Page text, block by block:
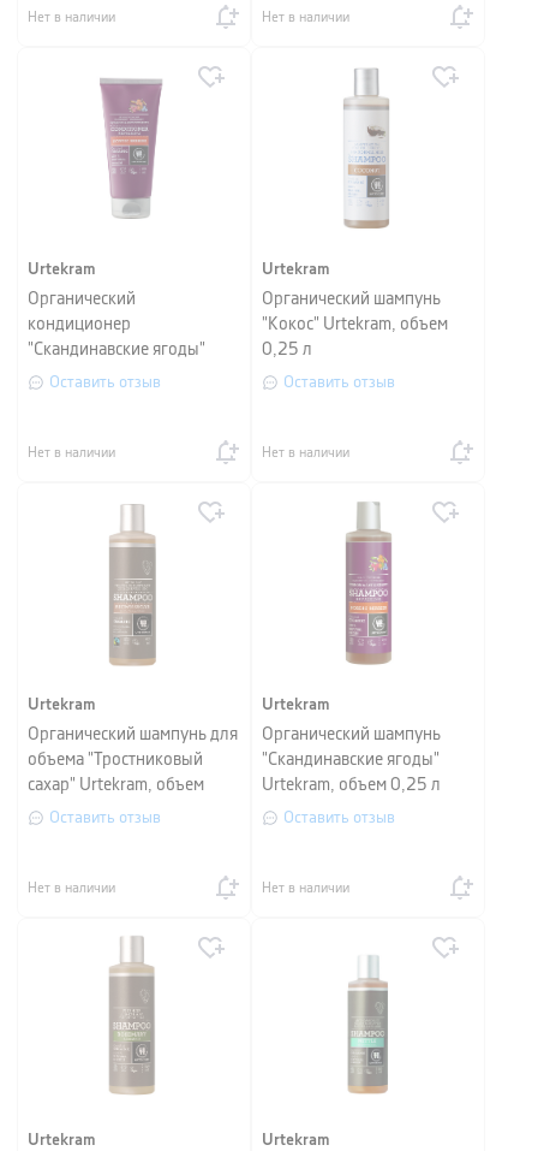
Нет в наличии Нет в наличии
Urtekram
Органический
кондиционер
"Скандинавские ягоды"
Urtekram, объем 0,18 л
Оставить отзыв
Нет в наличии
Urtekram
Органический шампунь
"Кокос" Urtekram, объем
0,25 л
Оставить отзыв
Нет в наличии
Urtekram
Органический шампунь для
объема "Тростниковый
сахар" Urtekram, объем
0,25 л
Оставить отзыв
Нет в наличии
Urtekram
Органический шампунь
"Скандинавские ягоды"
Urtekram, объем 0,25 л
Оставить отзыв
Нет в наличии
Urtekram
Urtekram